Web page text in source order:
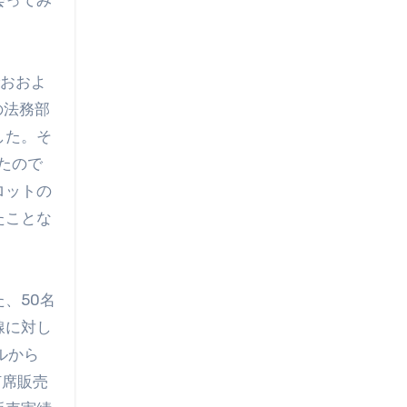
およ
務部
た。そ
ので
ットの
ことな
、50名
対し
から
販売